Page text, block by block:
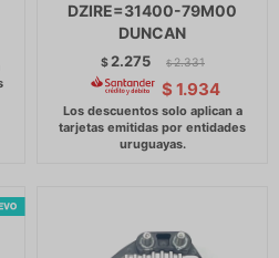
DZIRE=31400-79M00
DUNCAN
$ 2.275 $ 2.331
$ 1.934